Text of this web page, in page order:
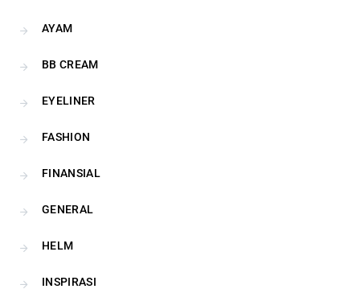
AYAM
BB CREAM
EYELINER
FASHION
FINANSIAL
GENERAL
HELM
INSPIRASI